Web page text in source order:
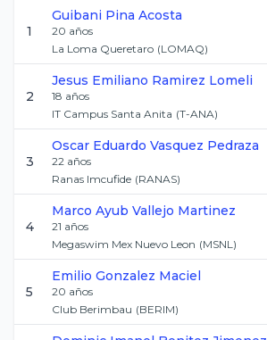
1
Guibani Pina Acosta
20 años
La Loma Queretaro (LOMAQ)
2
Jesus Emiliano Ramirez Lomeli
18 años
IT Campus Santa Anita (T-ANA)
3
Oscar Eduardo Vasquez Pedraza
22 años
Ranas Imcufide (RANAS)
4
Marco Ayub Vallejo Martinez
21 años
Megaswim Mex Nuevo Leon (MSNL)
5
Emilio Gonzalez Maciel
20 años
Club Berimbau (BERIM)